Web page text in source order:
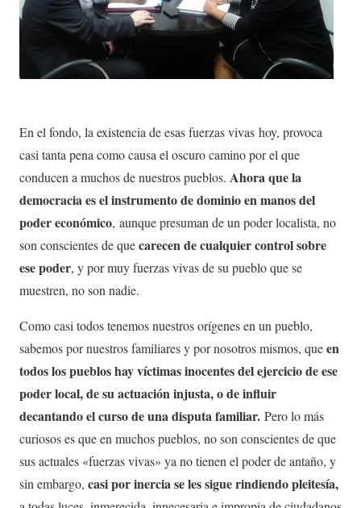
En el fondo, la existencia de esas fuerzas vivas hoy, provoca
casi tanta pena como causa el oscuro camino por el que
conducen a muchos de nuestros pueblos. Ahora que la
democracia es el instrumento de dominio en manos del
poder económico, aunque presuman de un poder localista, no
son conscientes de quecarecen de cualquier control sobre
ese poder, y por muy fuerzas vivas de su pueblo que se
muestren, no son nadie.
Como casi todos tenemos nuestros orígenes en un pueblo,
sabemos por nuestros familiares y por nosotros mismos, queen
todos los pueblos hay víctimas inocentes del ejercicio de ese
poder local, de su actuación injusta, o de influir
decantando el curso de una disputa familiar. Pero lo más
curiosos es que en muchos pueblos, no son conscientes de que
sus actuales «fuerzas vivas» ya no tienen el poder de antaño, y
sin embargo, casi por inercia se les sigue rindiendo pleitesía,